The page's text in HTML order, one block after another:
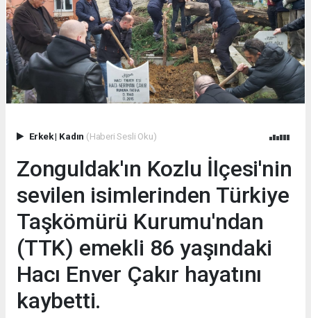
Erkek| Kadın (Haberi Sesli Oku)
Zonguldak'ın Kozlu İlçesi'nin
sevilen isimlerinden Türkiye
Taşkömürü Kurumu'ndan
(TTK) emekli 86 yaşındaki
Hacı Enver Çakır hayatını
kaybetti.